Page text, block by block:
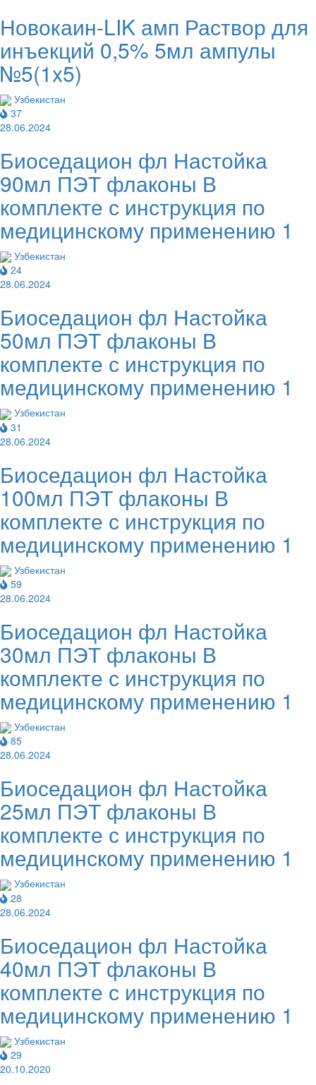
Новокаин-LIK амп Раствор для
инъекций 0,5% 5мл ампулы
№5(1x5)
Узбекистан
37
28.06.2024
Биоседацион фл Настойка
90мл ПЭТ флаконы В
комплекте с инструкция по
медицинскому применению 1
Узбекистан
24
28.06.2024
Биоседацион фл Настойка
50мл ПЭТ флаконы В
комплекте с инструкция по
медицинскому применению 1
Узбекистан
31
28.06.2024
Биоседацион фл Настойка
100мл ПЭТ флаконы В
комплекте с инструкция по
медицинскому применению 1
Узбекистан
59
28.06.2024
Биоседацион фл Настойка
30мл ПЭТ флаконы В
комплекте с инструкция по
медицинскому применению 1
Узбекистан
85
28.06.2024
Биоседацион фл Настойка
25мл ПЭТ флаконы В
комплекте с инструкция по
медицинскому применению 1
Узбекистан
28
28.06.2024
Биоседацион фл Настойка
40мл ПЭТ флаконы В
комплекте с инструкция по
медицинскому применению 1
Узбекистан
29
20.10.2020